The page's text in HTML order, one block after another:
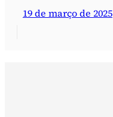
19 de março de 2025